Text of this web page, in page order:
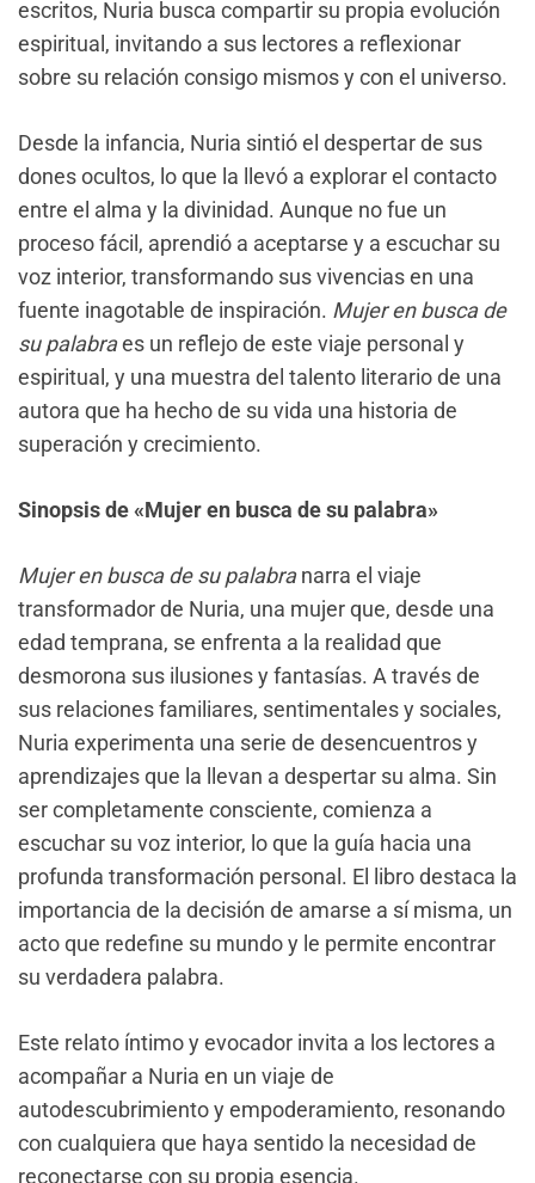
escritos, Nuria busca compartir su propia evolución
espiritual, invitando a sus lectores a reflexionar
sobre su relación consigo mismos y con el universo.
Desde la infancia, Nuria sintió el despertar de sus
dones ocultos, lo que la llevó a explorar el contacto
entre el alma y la divinidad. Aunque no fue un
proceso fácil, aprendió a aceptarse y a escuchar su
voz interior, transformando sus vivencias en una
fuente inagotable de inspiración. Mujer en busca de
su palabraes un reflejo de este viaje personal y
espiritual, y una muestra del talento literario de una
autora que ha hecho de su vida una historia de
superación y crecimiento.
Sinopsis de «Mujer en busca de su palabra»
Mujer en busca de su palabranarra el viaje
transformador de Nuria, una mujer que, desde una
edad temprana, se enfrenta a la realidad que
desmorona sus ilusiones y fantasías. A través de
sus relaciones familiares, sentimentales y sociales,
Nuria experimenta una serie de desencuentros y
aprendizajes que la llevan a despertar su alma. Sin
ser completamente consciente, comienza a
escuchar su voz interior, lo que la guía hacia una
profunda transformación personal. El libro destaca la
importancia de la decisión de amarse a sí misma, un
acto que redefine su mundo y le permite encontrar
su verdadera palabra.
Este relato íntimo y evocador invita a los lectores a
acompañar a Nuria en un viaje de
autodescubrimiento y empoderamiento, resonando
con cualquiera que haya sentido la necesidad de
reconectarse con su propia esencia.